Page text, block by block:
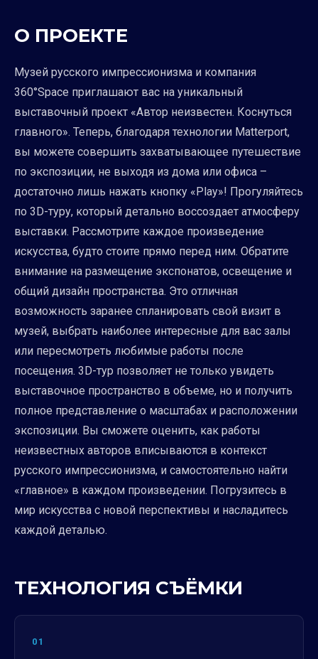
О ПРОЕКТЕ
Музей русского импрессионизма и компания
360°Space приглашают вас на уникальный
выставочный проект «Автор неизвестен. Коснуться
главного». Теперь, благодаря технологии Matterport,
вы можете совершить захватывающее путешествие
по экспозиции, не выходя из дома или офиса –
достаточно лишь нажать кнопку «Play»! Прогуляйтесь
по 3D-туру, который детально воссоздает атмосферу
выставки. Рассмотрите каждое произведение
искусства, будто стоите прямо перед ним. Обратите
внимание на размещение экспонатов, освещение и
общий дизайн пространства. Это отличная
возможность заранее спланировать свой визит в
музей, выбрать наиболее интересные для вас залы
или пересмотреть любимые работы после
посещения. 3D-тур позволяет не только увидеть
выставочное пространство в объеме, но и получить
полное представление о масштабах и расположении
экспозиции. Вы сможете оценить, как работы
неизвестных авторов вписываются в контекст
русского импрессионизма, и самостоятельно найти
«главное» в каждом произведении. Погрузитесь в
мир искусства с новой перспективы и насладитесь
каждой деталью.
ТЕХНОЛОГИЯ СЪЁМКИ
01